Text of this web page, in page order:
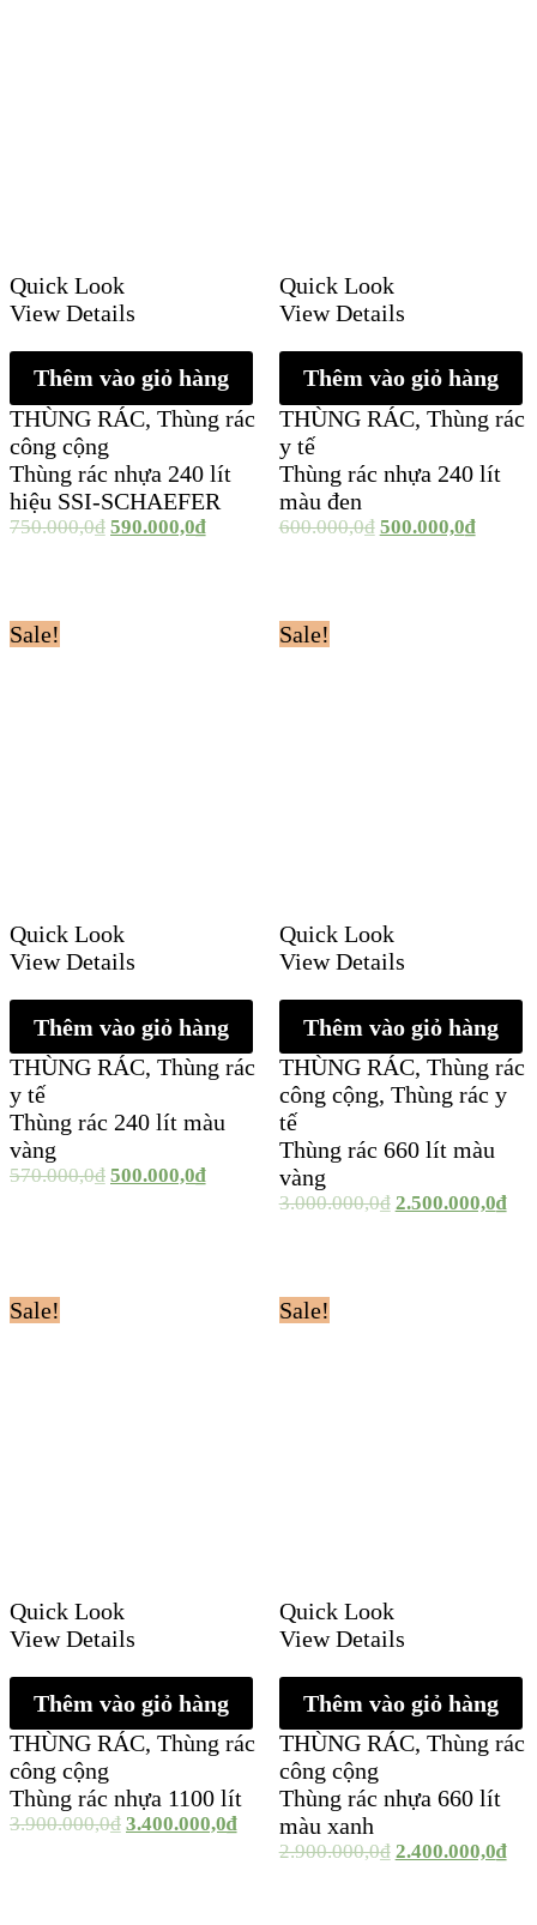
Quick Look
View Details
Thêm vào giỏ hàng
THÙNG RÁC, Thùng rác
công cộng
Thùng rác nhựa 240 lít
hiệu SSI-SCHAEFER
750.000,0₫ 590.000,0₫
Quick Look
View Details
Thêm vào giỏ hàng
THÙNG RÁC, Thùng rác
y tế
Thùng rác nhựa 240 lít
màu đen
600.000,0₫ 500.000,0₫
Sale!
Quick Look
View Details
Thêm vào giỏ hàng
THÙNG RÁC, Thùng rác
y tế
Thùng rác 240 lít màu
vàng
570.000,0₫ 500.000,0₫
Sale!
Quick Look
View Details
Thêm vào giỏ hàng
THÙNG RÁC, Thùng rác
công cộng, Thùng rác y
tế
Thùng rác 660 lít màu
vàng
3.000.000,0₫ 2.500.000,0₫
Sale!
Quick Look
View Details
Thêm vào giỏ hàng
THÙNG RÁC, Thùng rác
công cộng
Thùng rác nhựa 1100 lít
3.900.000,0₫ 3.400.000,0₫
Sale!
Quick Look
View Details
Thêm vào giỏ hàng
THÙNG RÁC, Thùng rác
công cộng
Thùng rác nhựa 660 lít
màu xanh
2.900.000,0₫ 2.400.000,0₫